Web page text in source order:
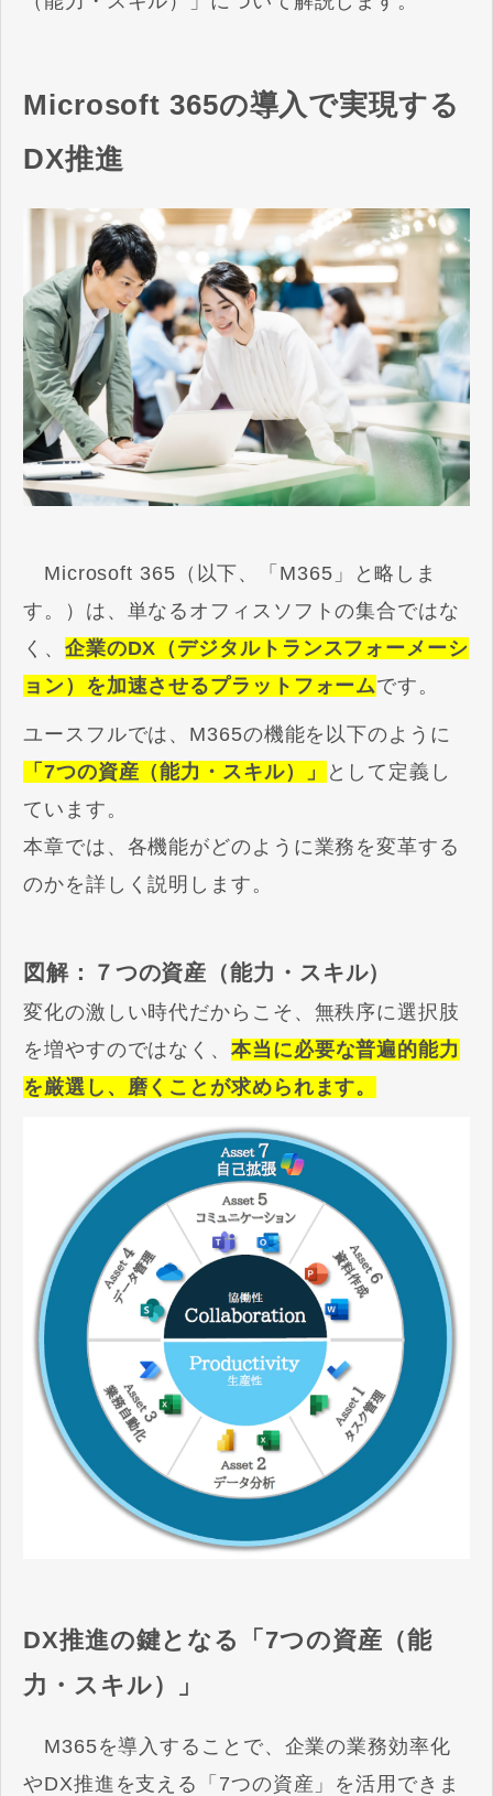
Microsoft 365の導入で実現する
DX推進
Microsoft 365（以下、「M365」と略しま
す。）は、単なるオフィスソフトの集合ではな
く、 企業のDX（デジタルトランスフォーメーシ
ョン）を加速させるプラットフォームです。
ユースフルでは、M365の機能を以下のように
「7つの資産（能力・スキル）」
として定義し
ています。
本章では、各機能がどのように業務を変革する
のかを詳しく説明します。
図解：７つの資産（能力・スキル）
変化の激しい時代だからこそ、無秩序に選択肢
を増やすのではなく、 本当に必要な普遍的能力
を厳選し、磨くことが求められます。
DX推進の鍵となる「7つの資産（能
力・スキル）」
M365を導入することで、企業の業務効率化
やDX推進を支える「7つの資産」を活用できま